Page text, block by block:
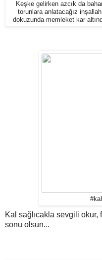
Keşke gelirken azcık da
torunlara anlatacağız
dokuzunda memleket kar
Kal sağlıcakla sevgili
sonu olsun...